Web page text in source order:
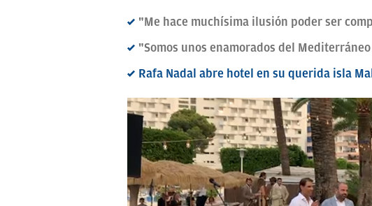
"Me hace muchísima ilusión poder ser
"Somos unos enamorados del
Rafa Nadal abre hotel en su querida isla